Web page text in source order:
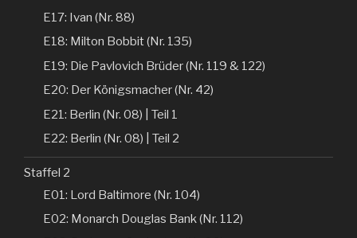
E17: Ivan (Nr. 88)
E18: Milton Bobbit (Nr. 135)
E19: Die Pavlovich Brüder (Nr. 119 & 122)
E20: Der Königsmacher (Nr. 42)
E21: Berlin (Nr. 08) | Teil 1
E22: Berlin (Nr. 08) | Teil 2
Staffel 2
E01: Lord Baltimore (Nr. 104)
E02: Monarch Douglas Bank (Nr. 112)